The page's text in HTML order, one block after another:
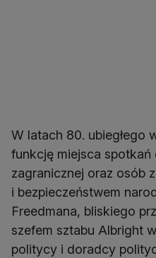
W latach 80. ubiegłego
funkcję miejsca
zagranicznej oraz osób
i bezpieczeństwem
Freedmana, bliskiego
szefem sztabu Albright
politycy i doradcy